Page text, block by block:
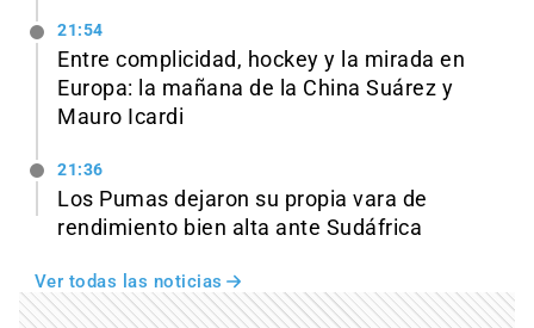
21:54
Entre complicidad, hockey y la mirada en
Europa: la mañana de la China Suárez y
Mauro Icardi
21:36
Los Pumas dejaron su propia vara de
rendimiento bien alta ante Sudáfrica
Ver todas las noticias